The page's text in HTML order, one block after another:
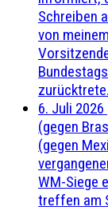
Schreiben
von
6. Juli 2026
(gegen
(gegen
WM-Siege
treffen am